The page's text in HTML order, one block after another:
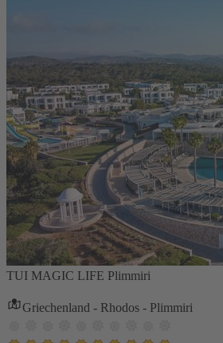
TUI MAGIC LIFE Plimmiri
Griechenland - Rhodos - Plimmiri